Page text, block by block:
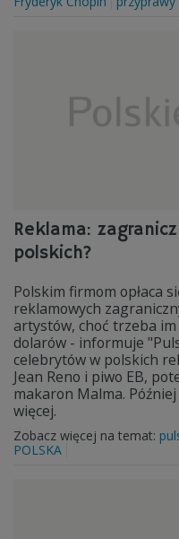
Reklama:
polskich?
Polskim firmom opłaca
reklamowych
artystów, choć trzeba
dolarów - informuje
celebrytów w polskich
Jean Reno i piwo EB,
makaron Malma.
więcej.
Zobacz więcej na temat:
POLSKA